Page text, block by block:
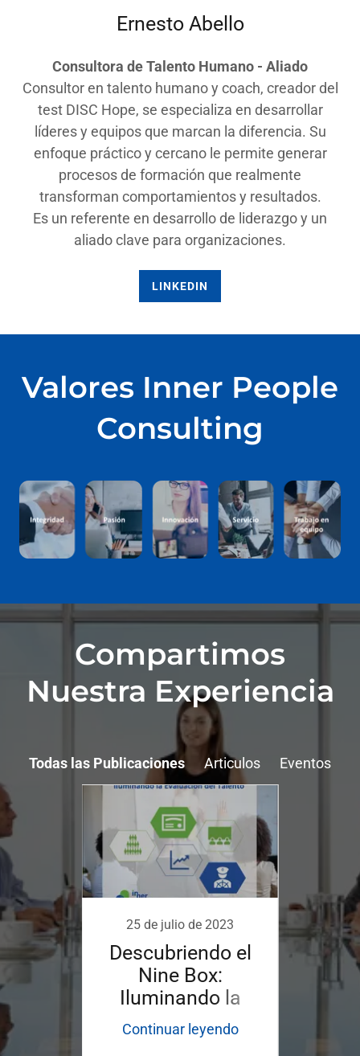
Ernesto Abello
Consultora de Talento Humano - Aliado
Consultor en talento humano y coach, creador del
test DISC Hope, se especializa en desarrollar
líderes y equipos que marcan la diferencia. Su
enfoque práctico y cercano le permite generar
procesos de formación que realmente
transforman comportamientos y resultados.
Es un referente en desarrollo de liderazgo y un
aliado clave para organizaciones.
LINKEDIN
Valores Inner People
Consulting
Compartimos
Nuestra Experiencia
Todas las Publicaciones Articulos Eventos
la
25 de julio de 2023
Descubriendo el
Nine Box:
Iluminando la
Evaluación del
Talento
Continuar leyendo
de